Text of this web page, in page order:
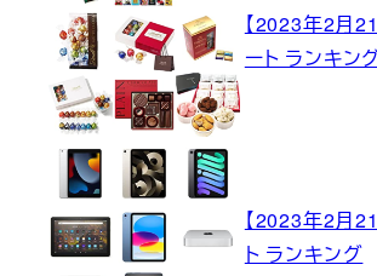
【2023年2月
ート ランキン
【2023年2月
ト ランキング